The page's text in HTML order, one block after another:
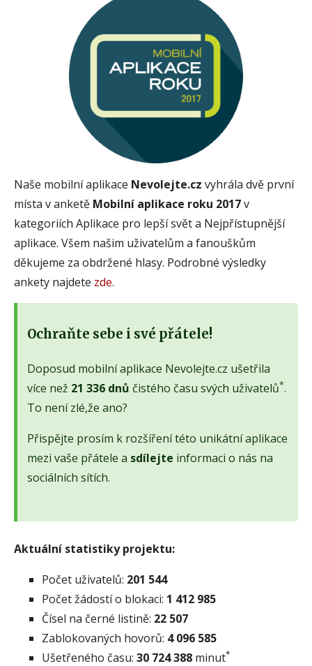
Naše mobilní aplikace Nevolejte.cz vyhrála dvě první
místa v anketě Mobilní aplikace roku 2017v
kategoriích Aplikace pro lepší svět a Nejpřístupnější
aplikace. Všem našim uživatelům a fanouškům
děkujeme za obdržené hlasy. Podrobné výsledky
ankety najdete zde.
Ochraňte sebe i své přátele!
Doposud mobilní aplikace Nevolejte.cz ušetřila
více než 21 336 dnů čistého času svých uživatelů*.
To není zlé,že ano?
Přispějte prosím k rozšíření této unikátní aplikace
mezi vaše přátele a sdílejte informaci o nás na
sociálních sítích.
Aktuální statistiky projektu:
Počet uživatelů: 201 544
Počet žádostí o blokaci: 1 412 985
Čísel na černé listině: 22 507
Zablokovaných hovorů: 4 096 585
Ušetřeného času: 30 724 388 minut*